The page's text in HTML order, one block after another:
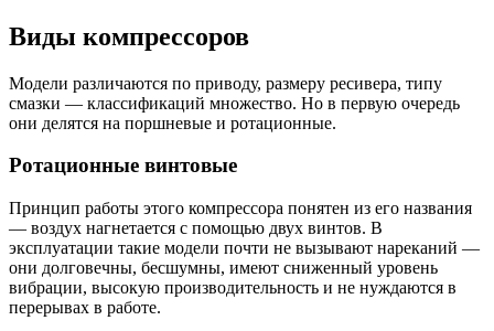
Виды компрессоров
Модели различаются по приводу, размеру ресивера, типу
смазки — классификаций множество. Но в первую очередь
они делятся на поршневые и ротационные.
Ротационные винтовые
Принцип работы этого компрессора понятен из его названия
— воздух нагнетается с помощью двух винтов. В
эксплуатации такие модели почти не вызывают нареканий —
они долговечны, бесшумны, имеют сниженный уровень
вибрации, высокую производительность и не нуждаются в
перерывах в работе.